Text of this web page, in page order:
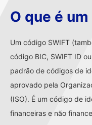
O que é
Um código SWIFT
código BIC, SWIFT ID
padrão de códigos de
aprovado pela
(ISO). É um código de
financeiras e não